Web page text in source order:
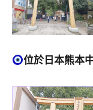
位於日本熊本